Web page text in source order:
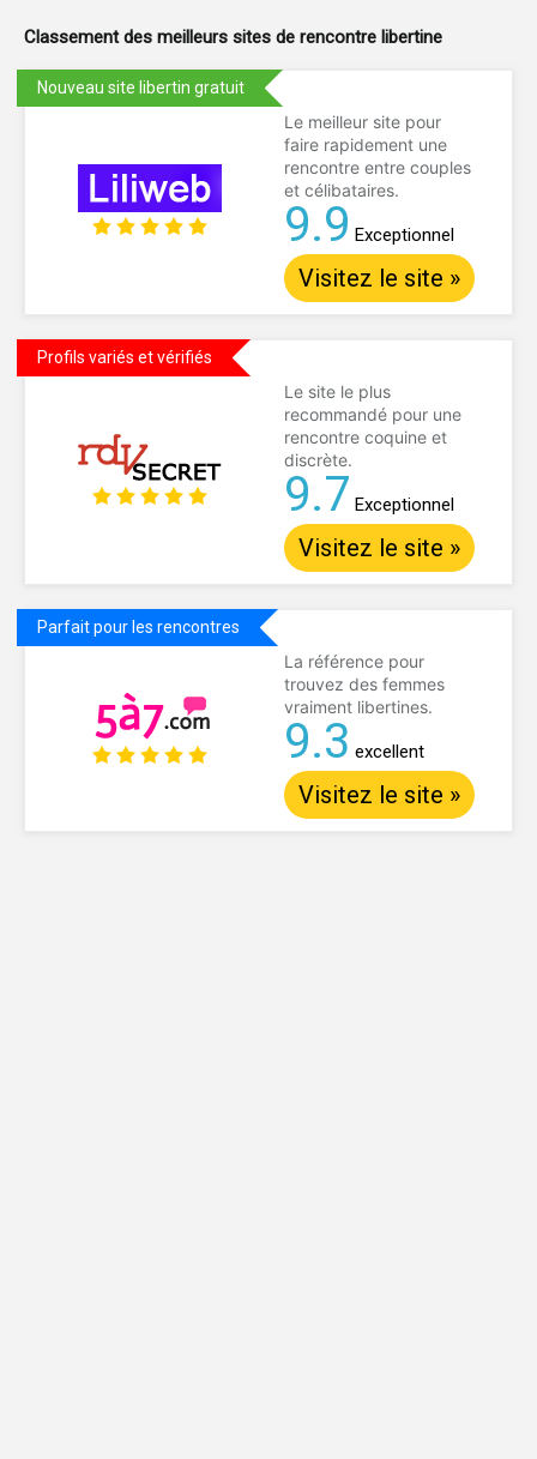
Classement des meilleurs sites de rencontre libertine
Nouveau site libertin gratuit
Le meilleur site pour
faire rapidement une
rencontre entre couples
et célibataires.
9.9 Exceptionnel
Visitez le site »
Profils variés et vérifiés
Le site le plus
recommandé pour une
rencontre coquine et
discrète.
9.7 Exceptionnel
Visitez le site »
Parfait pour les rencontres
La référence pour
trouvez des femmes
vraiment libertines.
9.3 excellent
Visitez le site »